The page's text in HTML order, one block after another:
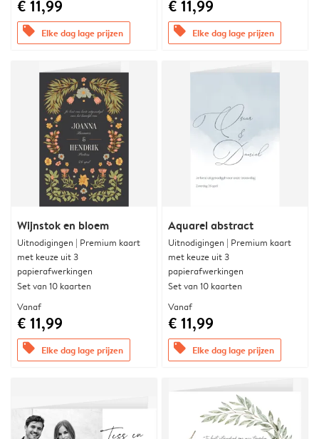
€ 11,99
offers Elke dag lage prijzen
€ 11,99
offers Elke dag lage prijzen
Wijnstok en bloem
Uitnodigingen | Premium kaart
met keuze uit 3
papierafwerkingen
Set van 10 kaarten
Vanaf
€ 11,99
offers Elke dag lage prijzen
Aquarel abstract
Uitnodigingen | Premium kaart
met keuze uit 3
papierafwerkingen
Set van 10 kaarten
Vanaf
€ 11,99
offers Elke dag lage prijzen